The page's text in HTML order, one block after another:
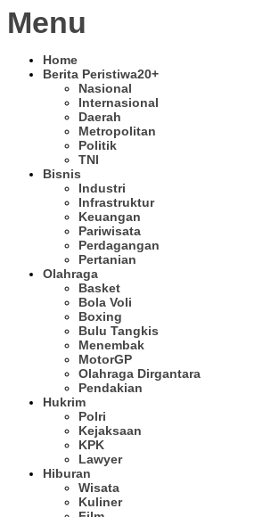
Menu
Home
Berita Peristiwa20+
Nasional
Internasional
Daerah
Metropolitan
Politik
TNI
Bisnis
Industri
Infrastruktur
Keuangan
Pariwisata
Perdagangan
Pertanian
Olahraga
Basket
Bola Voli
Boxing
Bulu Tangkis
Menembak
MotorGP
Olahraga Dirgantara
Pendakian
Hukrim
Polri
Kejaksaan
KPK
Lawyer
Hiburan
Wisata
Kuliner